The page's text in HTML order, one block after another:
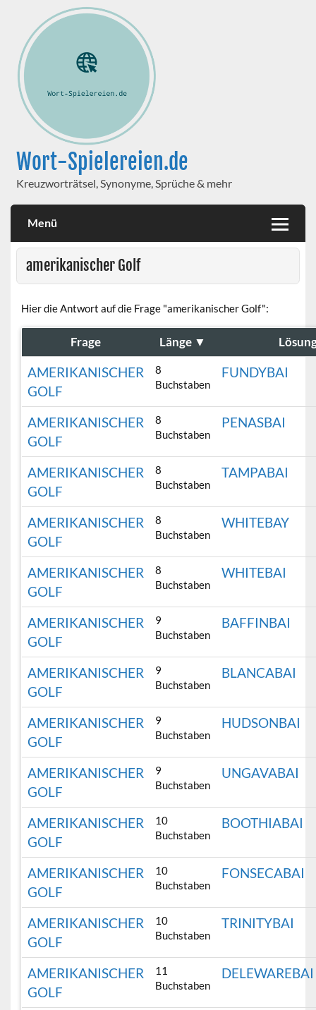
Wort-Spielereien.de
Kreuzworträtsel, Synonyme, Sprüche & mehr
Menü
amerikanischer Golf
Hier die Antwort auf die Frage "amerikanischer Golf":
Frage Länge ▼
AMERIKANISCHER
GOLF
8
Buchstaben
FUNDYBAI
AMERIKANISCHER
GOLF
8
Buchstaben
PENASBAI
AMERIKANISCHER
GOLF
8
Buchstaben
TAMPABAI
AMERIKANISCHER
GOLF
8
Buchstaben
WHITEBAY
AMERIKANISCHER
GOLF
8
Buchstaben
WHITEBAI
AMERIKANISCHER
GOLF
9
Buchstaben
BAFFINBAI
AMERIKANISCHER
GOLF
9
Buchstaben
BLANCABAI
AMERIKANISCHER
GOLF
9
Buchstaben
HUDSONBAI
AMERIKANISCHER
GOLF
9
Buchstaben
UNGAVABAI
AMERIKANISCHER
GOLF
10
Buchstaben
BOOTHIABAI
AMERIKANISCHER
GOLF
10
Buchstaben
FONSECABAI
AMERIKANISCHER
GOLF
10
Buchstaben
TRINITYBAI
AMERIKANISCHER
GOLF
11
Buchstaben
DELEWAREBAI